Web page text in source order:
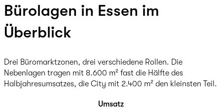
Bürolagen in Essen im
Überblick
Drei Büromarktzonen, drei verschiedene Rollen. Die
Nebenlagen tragen mit 8.600 m² fast die Hälfte des
Halbjahresumsatzes, die City mit 2.400 m² den kleinsten Teil.
Umsatz